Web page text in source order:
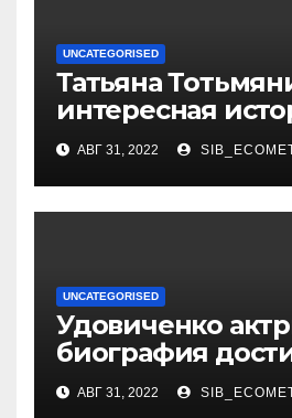
UNCATEGORISED
Татьяна
интересная
российской
АВГ 31, 2022
UNCATEGORISED
Удовиченко
биография
интересные
АВГ 31, 2022